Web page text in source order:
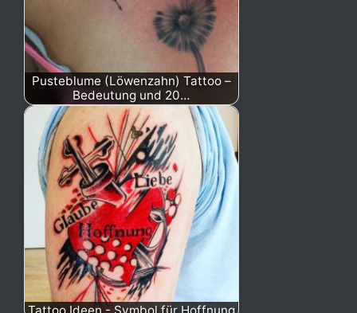
Pusteblume (Löwenzahn) Tattoo –
Bedeutung und 20…